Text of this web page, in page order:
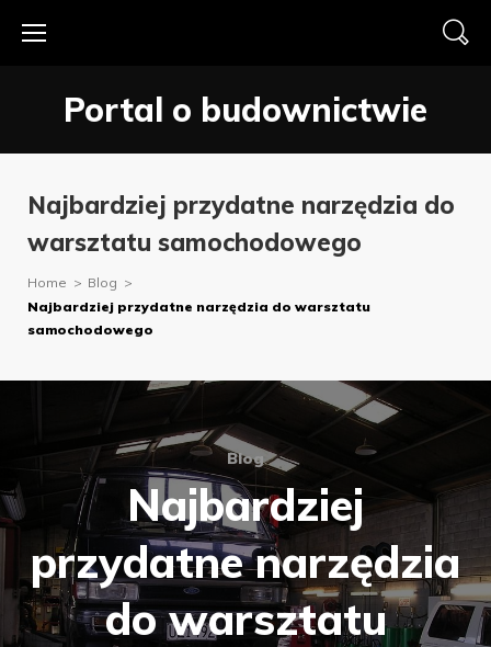
Portal o budownictwie
Najbardziej przydatne narzędzia do
warsztatu samochodowego
Home > Blog >
Najbardziej przydatne narzędzia do warsztatu
samochodowego
Blog
Najbardziej
przydatne narzędzia
do warsztatu